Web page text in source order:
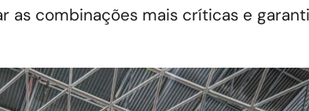
as combinações mais críticas e